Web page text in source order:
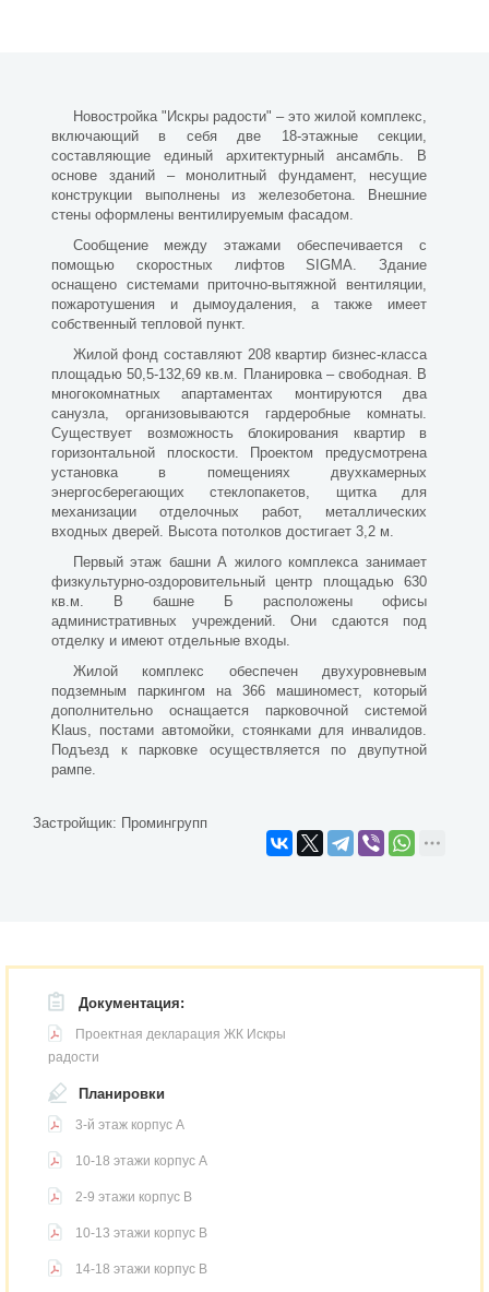
Новостройка "Искры радости" – это жилой комплекс,
включающий в себя две 18-этажные секции,
составляющие единый архитектурный ансамбль. В
основе зданий – монолитный фундамент, несущие
конструкции выполнены из железобетона. Внешние
стены оформлены вентилируемым фасадом.
Сообщение между этажами обеспечивается с
помощью скоростных лифтов SIGMA. Здание
оснащено системами приточно-вытяжной вентиляции,
пожаротушения и дымоудаления, а также имеет
собственный тепловой пункт.
Жилой фонд составляют 208 квартир бизнес-класса
площадью 50,5-132,69 кв.м. Планировка – свободная. В
многокомнатных апартаментах монтируются два
санузла, организовываются гардеробные комнаты.
Существует возможность блокирования квартир в
горизонтальной плоскости. Проектом предусмотрена
установка в помещениях двухкамерных
энергосберегающих стеклопакетов, щитка для
механизации отделочных работ, металлических
входных дверей. Высота потолков достигает 3,2 м.
Первый этаж башни А жилого комплекса занимает
физкультурно-оздоровительный центр площадью 630
кв.м. В башне Б расположены офисы
административных учреждений. Они сдаются под
отделку и имеют отдельные входы.
Жилой комплекс обеспечен двухуровневым
подземным паркингом на 366 машиномест, который
дополнительно оснащается парковочной системой
Klaus, постами автомойки, стоянками для инвалидов.
Подъезд к парковке осуществляется по двупутной
рампе.
Застройщик: Промингрупп
Документация:
Проектная декларация ЖК Искры
радости
Планировки
3-й этаж корпус А
10-18 этажи корпус А
2-9 этажи корпус В
10-13 этажи корпус В
14-18 этажи корпус В